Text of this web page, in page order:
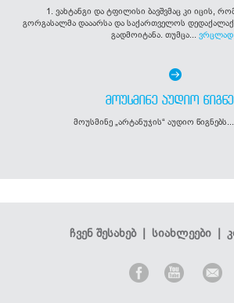
1. ვახტანგი და ტფილისი ბავშვმაც კი იცის,
გორგასალმა დააარსა და საქართველოს
გადმოიტანა. თუმცა... ვრცლად
ᲛᲝᲣᲡᲛᲘᲜᲔ ᲐᲣᲓᲘᲝ
მოუსმინე „არტანუჯის“ აუდიო წიგნებს...
ჩვენ შესახებ| სიახლეები|